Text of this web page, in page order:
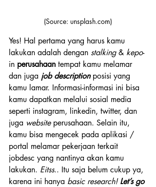
(Source: unsplash.com)
Yes! Hal pertama yang harus kamu
lakukan adalah dengan stalking & kepo-
in perusahaan tempat kamu melamar
dan juga job description posisi yang
kamu lamar. Informasi-informasi ini bisa
kamu dapatkan melalui sosial media
seperti instagram, linkedin, twitter, dan
juga website perusahaan. Selain itu,
kamu bisa mengecek pada aplikasi /
portal melamar pekerjaan terkait
jobdesc yang nantinya akan kamu
lakukan. Eitss.. Itu saja belum cukup ya,
karena ini hanya basic research! Let’s go